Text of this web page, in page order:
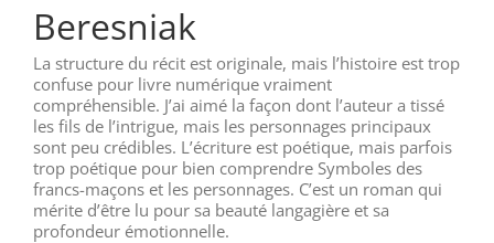
Beresniak
La structure du récit est originale, mais l’histoire est trop
confuse pour livre numérique vraiment
compréhensible. J’ai aimé la façon dont l’auteur a tissé
les fils de l’intrigue, mais les personnages principaux
sont peu crédibles. L’écriture est poétique, mais parfois
trop poétique pour bien comprendre Symboles des
francs-maçons et les personnages. C’est un roman qui
mérite d’être lu pour sa beauté langagière et sa
profondeur émotionnelle.